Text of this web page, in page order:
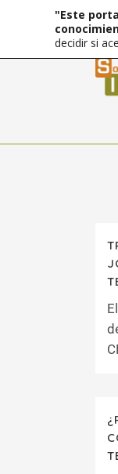
"Este
decidir si